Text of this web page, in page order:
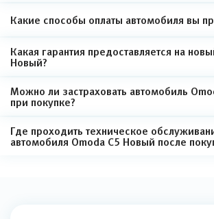
Какие способы оплаты автомобиля вы
Какая гарантия предоставляется на
Новый?
Можно ли застраховать автомобиль
при покупке?
Где проходить техническое
автомобиля Omoda C5 Новый после